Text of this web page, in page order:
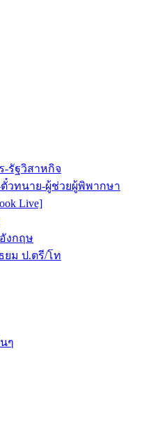
-รัฐวิสาหกิจ
วทนาย-ผู้ช่วยผู้พิพากษา
Live]
งกฤษ
ยม ป.ตรี/โท
ๆ